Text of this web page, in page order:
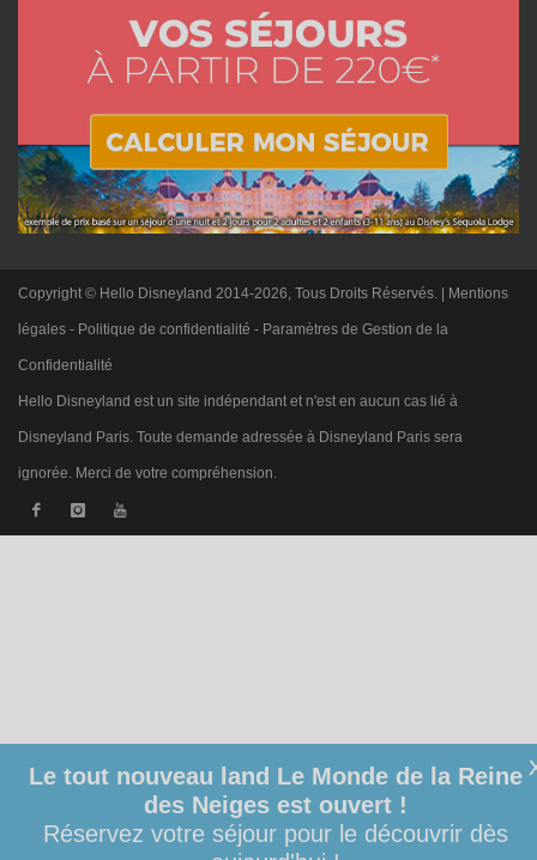
Copyright © Hello Disneyland 2014-2026, Tous Droits Réservés. | Mentions
légales - Politique de confidentialité - Paramètres de Gestion de la
Confidentialité
Hello Disneyland est un site indépendant et n'est en aucun cas lié à
Disneyland Paris. Toute demande adressée à Disneyland Paris sera
ignorée. Merci de votre compréhension.
Le tout nouveau land Le Monde de la Reine
des Neiges est ouvert !
Réservez votre séjour pour le découvrir dès